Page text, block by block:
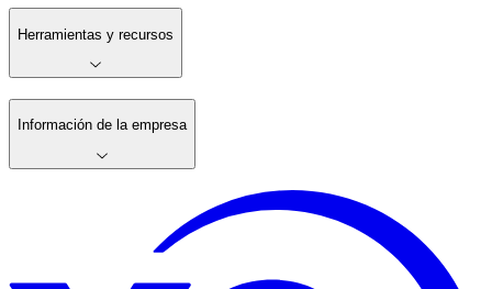
Herramientas y recursos
Información de la empresa